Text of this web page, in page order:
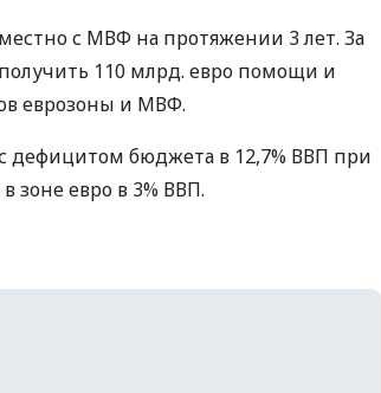
с МВФ на протяжении 3 лет. За
110 млрд. евро помощи и
еврозоны и МВФ.
дефицитом бюджета в 12,7% ВВП при
зоне евро в 3% ВВП.